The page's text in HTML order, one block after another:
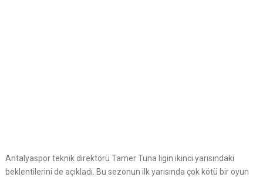
Antalyaspor teknik direktörü Tamer Tuna ligin ikinci yarısındaki
beklentilerini de açıkladı. Bu sezonun ilk yarısında çok kötü bir oyun